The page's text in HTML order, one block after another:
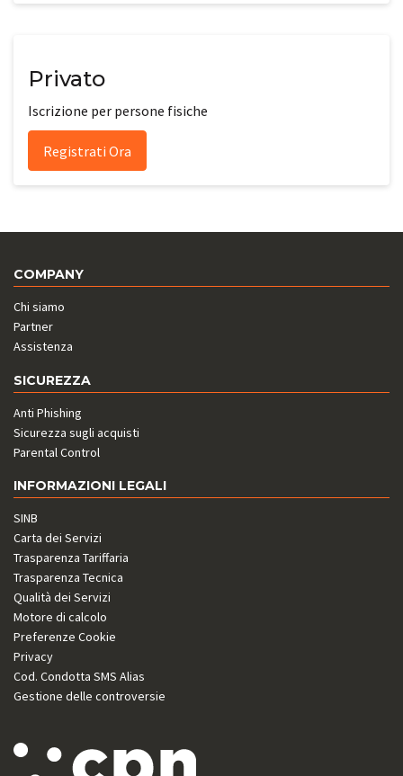
Privato
Iscrizione per persone fisiche
Registrati Ora
COMPANY
Chi siamo
Partner
Assistenza
SICUREZZA
Anti Phishing
Sicurezza sugli acquisti
Parental Control
INFORMAZIONI LEGALI
SINB
Carta dei Servizi
Trasparenza Tariffaria
Trasparenza Tecnica
Qualità dei Servizi
Motore di calcolo
Preferenze Cookie
Privacy
Cod. Condotta SMS Alias
Gestione delle controversie